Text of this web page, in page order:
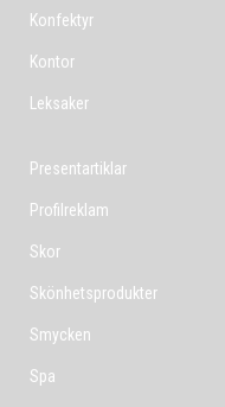
Konfektyr
Kontor
Leksaker
Presentartiklar
Profilreklam
Skor
Skönhetsprodukter
Smycken
Spa